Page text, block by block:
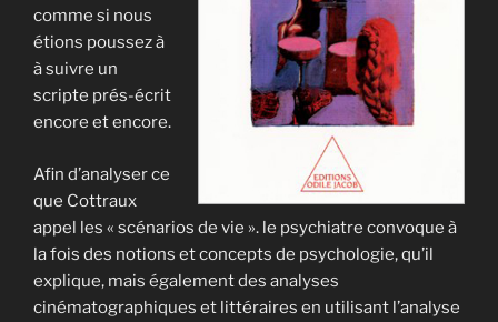
comme si nous
étions poussez à
à suivre un
scripte prés-écrit
encore et encore.
Afin d’analyser ce
que Cottraux
appel les « scénarios de vie ». le psychiatre convoque à
la fois des notions et concepts de psychologie, qu’il
explique, mais également des analyses
cinématographiques et littéraires en utilisant l’analyse